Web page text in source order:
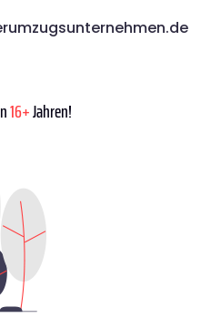
16+Jahren!